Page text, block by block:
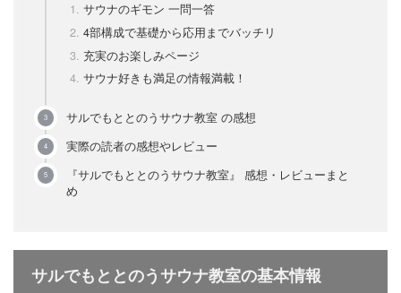
サウナのギモン 一問一答
4部構成で基礎から応用までバッチリ
充実のお楽しみページ
サウナ好きも満足の情報満載！
サルでもととのうサウナ教室 の感想
実際の読者の感想やレビュー
『サルでもととのうサウナ教室』 感想・レビューまと
め
サルでもととのうサウナ教室の基本情報